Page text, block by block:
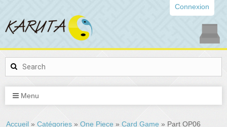
Connexion
Menu
Accueil » Catégories » One Piece » Card Game » Part OP06